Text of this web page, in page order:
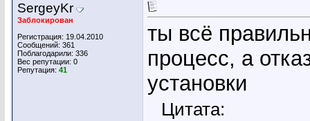
SergeyKr
Заблокирован
Регистрация: 19.04.2010
Сообщений: 361
Поблагодарили: 336
Вес репутации: 0
Репутация: 41
ты всё
процесс, а
установки
Цитата: